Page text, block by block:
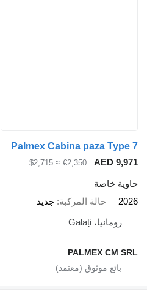
Palmex Cabina paza Type 7
AED 9,971
€2,350
≈ $2,715
حاوية خاصة
2026
حالة المركبة جديد
رومانيا، Galați
PALMEX CM SRL